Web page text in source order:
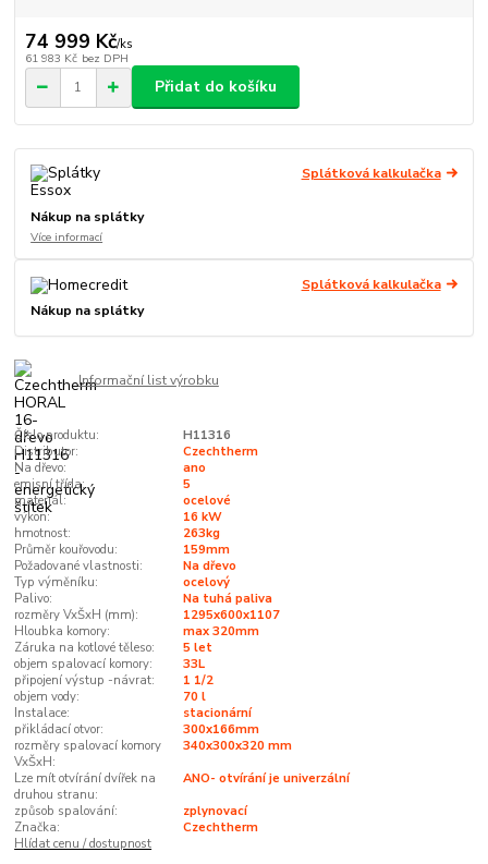
74 999 Kč/ks
61 983 Kč bez DPH
Přidat do košíku
Splátková kalkulačka
Nákup na splátky
Více informací
Splátková kalkulačka
Nákup na splátky
Informační list výrobku
Číslo produktu:
H11316
Distributor:
Czechtherm
Na dřevo:
ano
emisní třída:
5
materiál:
ocelové
výkon:
16 kW
hmotnost:
263kg
Průměr kouřovodu:
159mm
Požadované vlastnosti:
Na dřevo
Typ výměníku:
ocelový
Palivo:
Na tuhá paliva
rozměry VxŠxH (mm):
1295x600x1107
Hloubka komory:
max 320mm
Záruka na kotlové těleso:
5 let
objem spalovací komory:
33L
připojení výstup -návrat:
1 1/2
objem vody:
70 l
Instalace:
stacionární
přikládací otvor:
300x166mm
rozměry spalovací komory
VxŠxH:
340x300x320 mm
Lze mít otvírání dvířek na
druhou stranu:
ANO- otvírání je univerzální
způsob spalování:
zplynovací
Značka:
Czechtherm
Hlídat cenu / dostupnost